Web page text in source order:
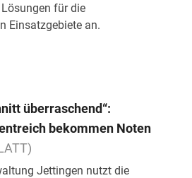
für die
Einsatzgebiete an.
überraschend“:
bekommen Noten
Jettingen nutzt die